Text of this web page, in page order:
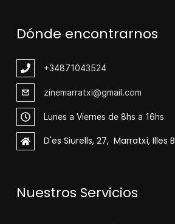
Dónde encontrarnos
+34871043524
zinemarratxi@gmail.com
Lunes a Viernes de 8hs a 16hs
D'es Siurells, 27, Marratxí, Illes
Nuestros Servicios